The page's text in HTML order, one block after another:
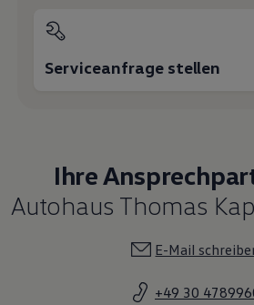
Serviceanfrage stellen
Ihre
Autohaus Thomas
E-Mail
+49 30